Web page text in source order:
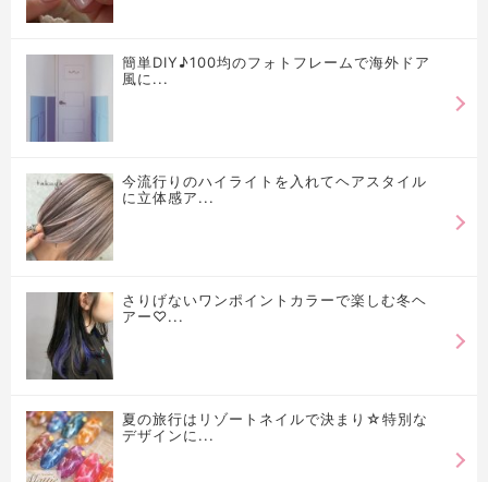
簡単DIY♪100均のフォトフレームで海外ドア
風に...
今流行りのハイライトを入れてヘアスタイル
に立体感ア...
さりげないワンポイントカラーで楽しむ冬ヘ
アー♡...
夏の旅行はリゾートネイルで決まり☆特別な
デザインに...